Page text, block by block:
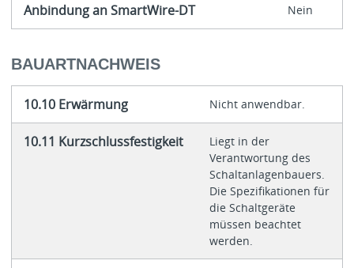
Anbindung an SmartWire-DT Nein
BAUARTNACHWEIS
10.10 Erwärmung Nicht anwendbar.
10.11 Kurzschlussfestigkeit
Liegt in der
Verantwortung des
Schaltanlagenbauers.
Die Spezifikationen für
die Schaltgeräte
müssen beachtet
werden.